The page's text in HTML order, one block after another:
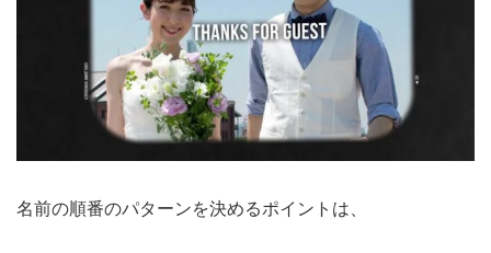
名前の順番のパターンを決めるポイントは、